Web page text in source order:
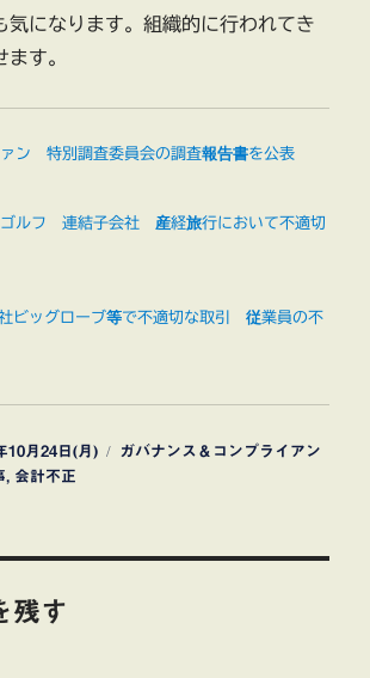
気になります。組織的に行われてき
す。
ン 特別調査委員会の調査報告書を公表
ゴルフ 連結子会社 産経旅行において不適切
ッグローブ等で不適切な取引 従業員の不
10月24日(月)
カ
ガバナンス＆コンプライアン
, 会計不正
残す